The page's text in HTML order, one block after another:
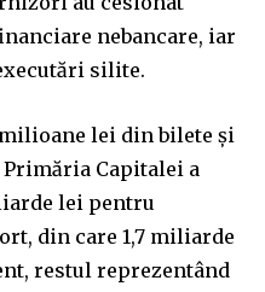
nebancare, iar
silite.
milioane lei din bilete și
Primăria Capitalei a
lei pentru
din care 1,7 miliarde
restul reprezentând